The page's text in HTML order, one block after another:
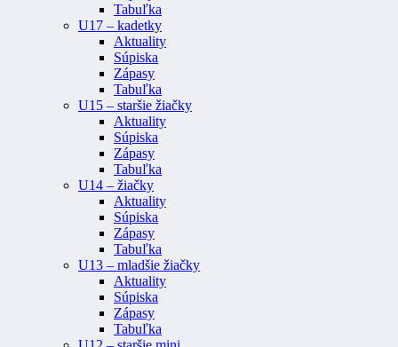
Tabuľka
U17 – kadetky
Aktuality
Súpiska
Zápasy
Tabuľka
U15 – staršie žiačky
Aktuality
Súpiska
Zápasy
Tabuľka
U14 – žiačky
Aktuality
Súpiska
Zápasy
Tabuľka
U13 – mladšie žiačky
Aktuality
Súpiska
Zápasy
Tabuľka